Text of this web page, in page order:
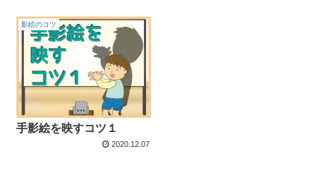
影絵のコツ
手影絵を映すコツ１
2020.12.07